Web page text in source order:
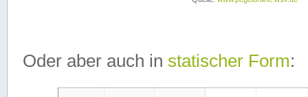
Oder aber auch in statischer Form: